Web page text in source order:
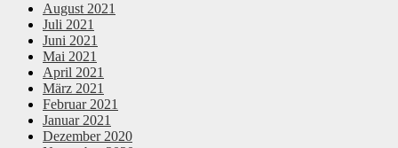
August 2021
Juli 2021
Juni 2021
Mai 2021
April 2021
März 2021
Februar 2021
Januar 2021
Dezember 2020